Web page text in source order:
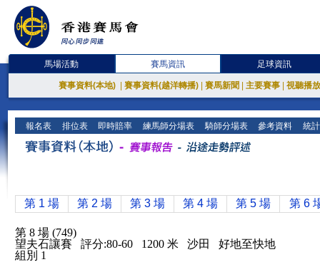
馬場活動 賽馬資訊 足球資訊
賽事資料(本地) 賽事資料(越洋轉播) 賽馬新聞 主要賽事 視聽播
報名表 排位表 即時賠率 練馬師分場表 騎師分場表 參考資料 統
第 1 場 第 2 場 第 3 場 第 4 場 第 5 場 第 6
第 8 場 (749)
望夫石讓賽 評分:80-60 1200 米 沙田 好地至快地
組別 1